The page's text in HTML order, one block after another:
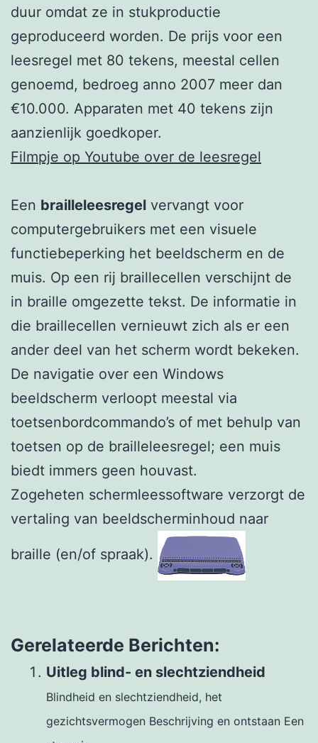
duur omdat ze in stukproductie
geproduceerd worden. De prijs voor een
leesregel met 80 tekens, meestal cellen
genoemd, bedroeg anno 2007 meer dan
€10.000. Apparaten met 40 tekens zijn
aanzienlijk goedkoper.
Filmpje op Youtube over de leesregel
Een brailleleesregel vervangt voor
computergebruikers met een visuele
functiebeperking het beeldscherm en de
muis. Op een rij braillecellen verschijnt de
in braille omgezette tekst. De informatie in
die braillecellen vernieuwt zich als er een
ander deel van het scherm wordt bekeken.
De navigatie over een Windows
beeldscherm verloopt meestal via
toetsenbordcommando’s of met behulp van
toetsen op de brailleleesregel; een muis
biedt immers geen houvast.
Zogeheten schermleessoftware verzorgt de
vertaling van beeldscherminhoud naar
braille (en/of spraak).
Gerelateerde Berichten:
Uitleg blind- en slechtziendheid
Blindheid en slechtziendheid, het
gezichtsvermogen Beschrijving en ontstaan Een